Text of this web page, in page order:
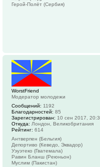
Герой-Полёт (Сербия)
WorstFriend
Модератор молодежи
Сообщений: 1192
Благодарностей: 85
Зарегистрирован: 10 сен 2017,
Откуда: Лондон, Великобритания
Рейтинг: 614
Антверпен (Бельгия)
Депортиво (Кеведо, Эквадор)
Уэуэтеко (Гватемала)
Равин Бланш (Реюньон)
Муслим (Пакистан)